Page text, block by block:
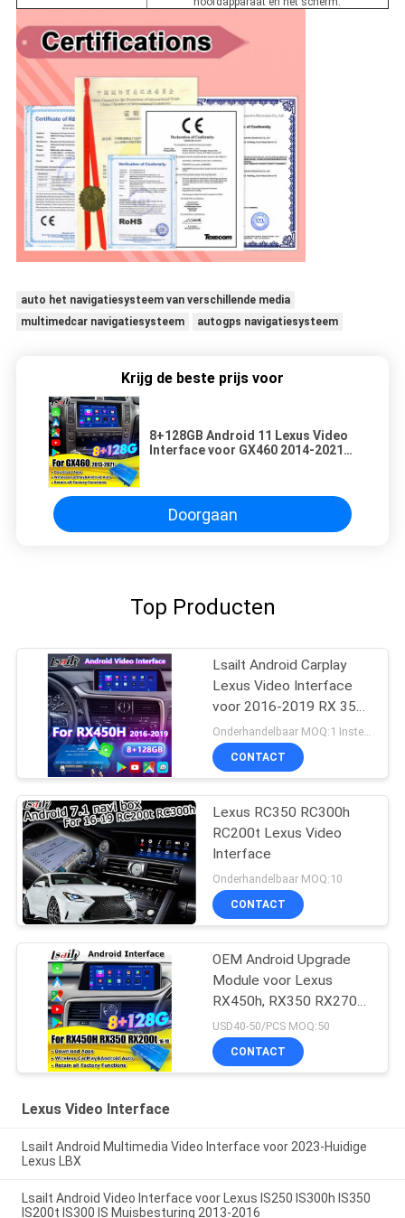
auto het navigatiesysteem van verschillende media
multimedcar navigatiesysteem
autogps navigatiesysteem
Krijg de beste prijs voor
8+128GB Android 11 Lexus Video
Interface voor GX460 2014-2021
Doorgaan
Top Producten
Lsailt Android Carplay
Lexus Video Interface
voor 2016-2019 RX 350
RX450h RX200t RX350L
RX450L RX300 RX350
Onderhandelbaar MOQ:1 Instellen
CONTACT
Lexus RC350 RC300h
RC200t Lexus Video
Interface
Onderhandelbaar MOQ:10
CONTACT
OEM Android Upgrade
Module voor Lexus
RX450h, RX350 RX270
2016-2021 Integratie
Draadloze CarPlay,
Android Auto, YouTube,
USD40-50/PCS MOQ:50
CONTACT
Lexus Video Interface
Lsailt Android Multimedia Video Interface voor 2023-Huidige
Lexus LBX
Lsailt Android Video Interface voor Lexus IS250 IS300h IS350
IS200t IS300 IS Muisbesturing 2013-2016